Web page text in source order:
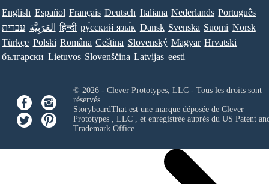
English Español Français Deutsch Italiana Nederlands Português
עברית العَرَبِيَّة हिन्दी ру́сский язы́к Dansk Svenska Suomi Norsk
Türkçe Polski Româna Ceština Slovenský Magyar Hrvatski
български Lietuvos Slovenščina Latvijas eesti
© 2026 - Clever Prototypes, LLC - Tous les droits sont
réservés.
StoryboardThat est une marque déposée de Clever
Prototypes , LLC, et enregistrée auprès du US Patent
Trademark Office